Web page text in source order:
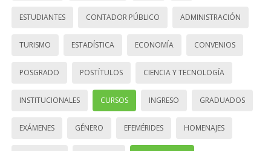
ESTUDIANTES CONTADOR PÚBLICO ADMINISTRACIÓN
TURISMO ESTADÍSTICA ECONOMÍA CONVENIOS
POSGRADO POSTÍTULOS CIENCIA Y TECNOLOGÍA
INSTITUCIONALES CURSOS INGRESO GRADUADOS
EXÁMENES GÉNERO EFEMÉRIDES HOMENAJES